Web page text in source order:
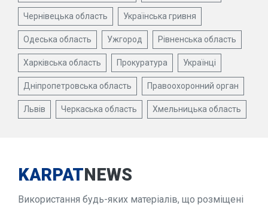
Чернівецька область Українська гривня
Одеська область Ужгород Рівненська область
Харківська область Прокуратура Українці
Дніпропетровська область Правоохоронний орган
Львів Черкаська область Хмельницька область
KARPATNEWS
Використання будь-яких матеріалів, що розміщені